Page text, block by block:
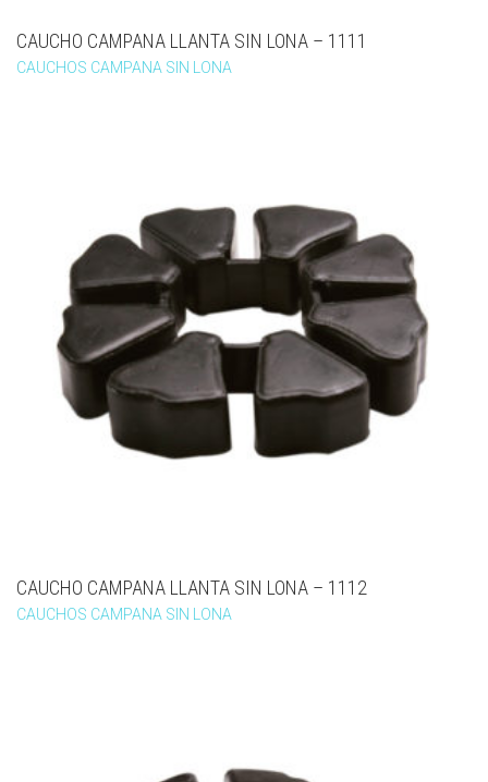
CAUCHO CAMPANA LLANTA SIN LONA – 1111
CAUCHOS CAMPANA SIN LONA
CAUCHO CAMPANA LLANTA SIN LONA – 1112
CAUCHOS CAMPANA SIN LONA